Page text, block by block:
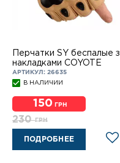
Перчатки SY беспалые з
накладками COYOTE
АРТИКУЛ: 26635
В НАЛИЧИИ
150 ГРН
230ГРН
ПОДРОБНЕЕ